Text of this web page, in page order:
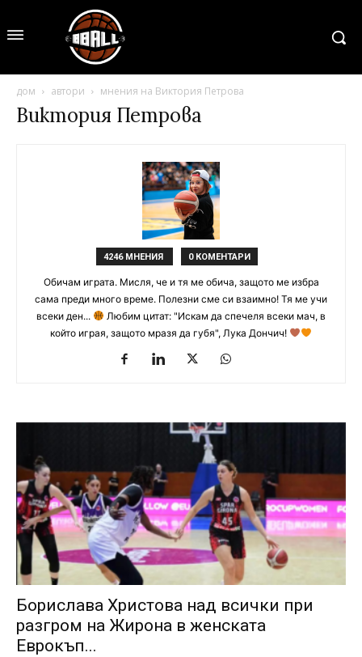
дом автори мнения на Виктория Петрова
Виктория Петрова
4246 МНЕНИЯ 0 КОМЕНТАРИ
Обичам играта. Мисля, че и тя ме обича, защото ме избра
сама преди много време. Полезни сме си взаимно! Тя ме учи
всеки ден...
Любим цитат: "Искам да спечеля всеки мач, в
който играя, защото мразя да губя", Лука Дончич!
Борислава Христова над всички при
разгром на Жирона в женската
Еврокъп...